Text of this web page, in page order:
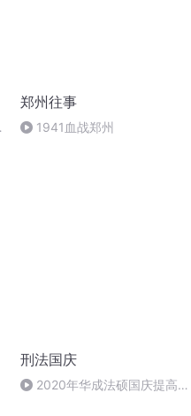
郑州往事
1941血战郑州
刑法国庆
2020年华成法硕国庆提高班